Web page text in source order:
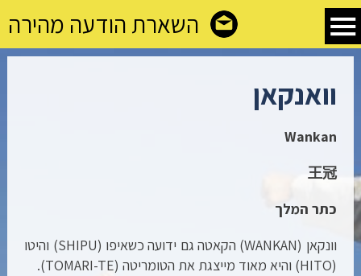
השארת הודעה מהירה
וואנקאן
Wankan
王冠
כתר המלך
וונקאן (WANKAN) הקאטה גם ידועה כשאיפו (SHIPU) והיטו
(HITO) והיא מאוד מייצגת את הטומריטה (TOMARI-TE).